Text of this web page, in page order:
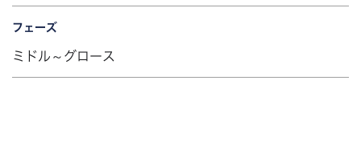
フェーズ
ミドル～グロース